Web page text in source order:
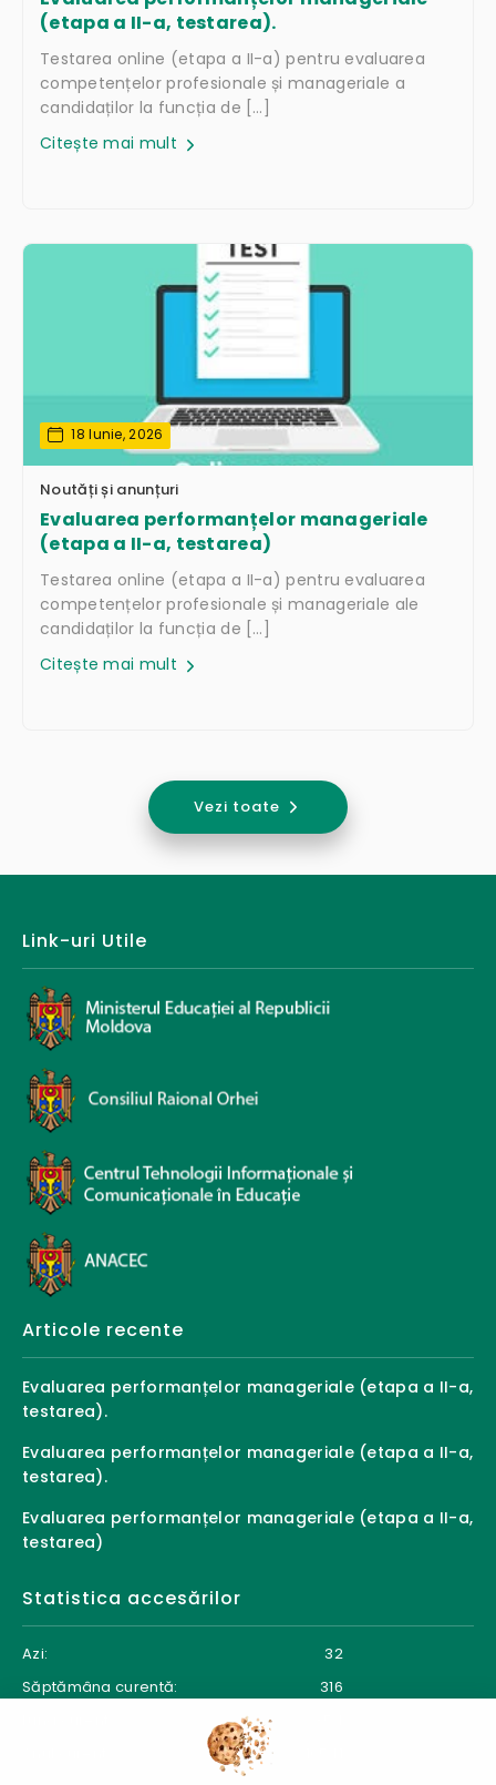
(etapa a II-a, testarea).
Testarea online (etapa a II-a) pentru evaluarea
competențelor profesionale și manageriale a
candidaților la funcția de […]
Citește mai mult
18 Iunie, 2026
Noutăți și anunțuri
Evaluarea performanțelor manageriale
(etapa a II-a, testarea)
Testarea online (etapa a II-a) pentru evaluarea
competențelor profesionale și manageriale ale
candidaților la funcția de […]
Citește mai mult
Vezi toate
Link-uri Utile
Articole recente
Evaluarea performanțelor manageriale (etapa a II-a,
testarea).
Evaluarea performanțelor manageriale (etapa a II-a,
testarea).
Evaluarea performanțelor manageriale (etapa a II-a,
testarea)
Statistica accesărilor
Azi:
32
Săptămâna curentă:
316